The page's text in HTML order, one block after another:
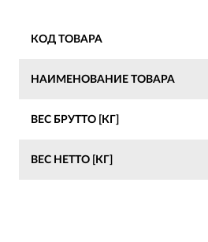
КОД ТОВАРА
НАИМЕНОВАНИЕ ТОВАРА
ВЕС БРУТТО [КГ]
ВЕС НЕТТО [КГ]